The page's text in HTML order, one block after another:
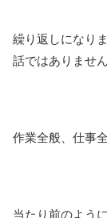
繰り返しになり
話ではありません
作業全般、仕事
当たり前のよう